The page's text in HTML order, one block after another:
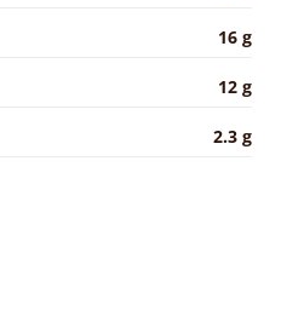
16 g
12 g
2.3 g